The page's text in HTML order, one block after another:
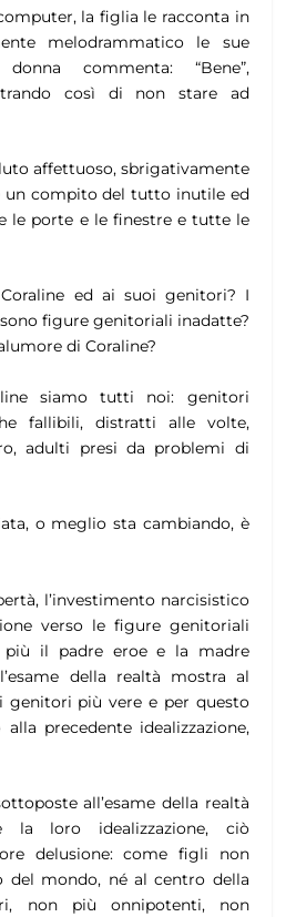
la figlia le racconta in
melodrammatico le sue
commenta: “Bene”,
così di non stare ad
affettuoso, sbrigativamente
un compito del tutto inutile ed
le porte e le finestre e tutte le
Coraline ed ai suoi genitori? I
figure genitoriali inadatte?
di Coraline?
siamo tutti noi: genitori
fallibili, distratti alle volte,
adulti presi da problemi di
o meglio sta cambiando, è
l’investimento narcisistico
verso le figure genitoriali
più il padre eroe e la madre
della realtà mostra al
più vere e per questo
precedente idealizzazione,
all’esame della realtà
la loro idealizzazione, ciò
delusione: come figli non
del mondo, né al centro della
non più onnipotenti, non